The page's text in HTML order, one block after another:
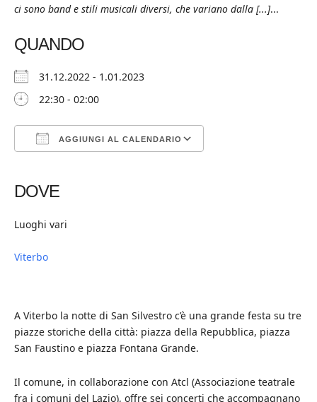
ci sono band e stili musicali diversi, che variano dalla [...]...
QUANDO
31.12.2022 - 1.01.2023
22:30 - 02:00
AGGIUNGI AL CALENDARIO
DOVE
Luoghi vari
Viterbo
A Viterbo la notte di San Silvestro c’è una grande festa su tre
piazze storiche della città: piazza della Repubblica, piazza
San Faustino e piazza Fontana Grande.
Il comune, in collaborazione con Atcl (Associazione teatrale
fra i comuni del Lazio), offre sei concerti che accompagnano